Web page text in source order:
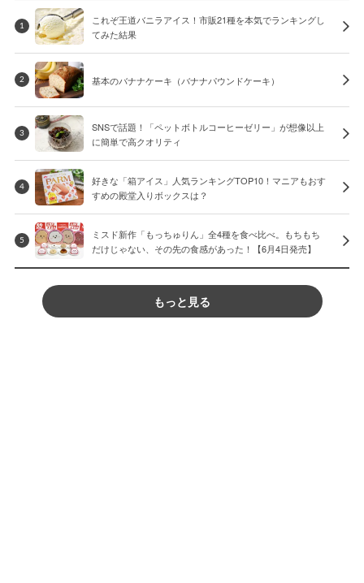
1
これぞ王道バニラアイス！市販21種を本気でランキングし
てみた結果
2 基本のバナナケーキ（バナナパウンドケーキ）
3
SNSで話題！「ペットボトルコーヒーゼリー」が想像以上
に簡単で高クオリティ
4
好きな「箱アイス」人気ランキングTOP10！マニアもおす
すめの殿堂入りボックスは？
5
ミスド新作「もっちゅりん」全4種を食べ比べ。もちもち
だけじゃない、その先の食感があった！【6月4日発売】
もっと見る